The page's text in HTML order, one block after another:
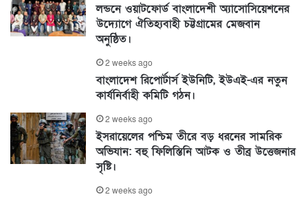
লন্ডনে ওয়াটফোর্ড বাংলাদেশী অ্যাসোসিয়েশনের
উদ্যোগে ঐতিহ্যবাহী চট্টগ্রামের মেজবান
অনুষ্ঠিত।
2 weeks ago
বাংলাদেশ রিপোর্টার্স ইউনিটি, ইউএই-এর নতুন
কার্যনির্বাহী কমিটি গঠন।
2 weeks ago
ইসরায়েলের পশ্চিম তীরে বড় ধরনের সামরিক
অভিযান: বহু ফিলিস্তিনি আটক ও তীব্র উত্তেজনার
সৃষ্টি।
2 weeks ago